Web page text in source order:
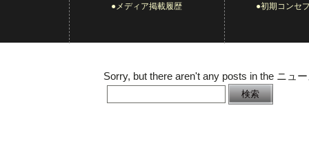
●メディア掲載履歴
●初期コンセ
Sorry, but there aren't any posts in the ニュ